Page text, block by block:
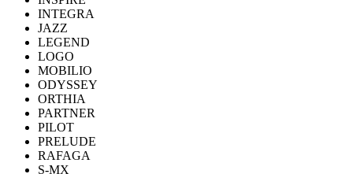
INTEGRA
JAZZ
LEGEND
LOGO
MOBILIO
ODYSSEY
ORTHIA
PARTNER
PILOT
PRELUDE
RAFAGA
S-MX